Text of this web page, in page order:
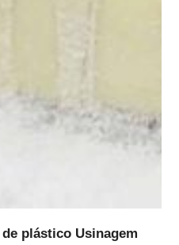
plástico Usinagem